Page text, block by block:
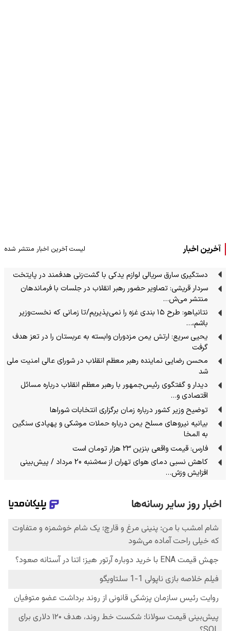
آخرین اخبار لیست آخرین اخبار منتشر شده
دستگیری سارق سریالی لوازم یدکی با گشت‌زنی هدفمند در پایتخت
سردار قریشی: تصاویر حضور رهبر انقلاب در جلسات با فرماندهان
منتشر می‌ش…
نتانیاهو: طرح ۱۵ بندی غزه را نمی‌پذیریم/تا زمانی که نخست‌وزیر
باشم،…
یحیی سریع: ارتش یمن مزدوران وابسته به عربستان را در تعز هدف
گرفت
محسن رضایی نماینده رهبر معظم انقلاب در شورای عالی امنیت ملی
شد
دیدار و گفتگوی رئیس‌جمهور با رهبر معظم انقلاب درباره مسائل
اقتصادی و…
توضیح وزیر کشور درباره زمان برگزاری انتخابات شوراها
بیانیه نیروهای مسلح یمن درباره حملات موشکی و پهپادی سنگین
به المخا
فارس: قیمت واقعی بنزین ۲۳ هزار تومان است
کاهش نسبی دمای هوای تهران از سه‌شنبه 20 مرداد / پیش‌بینی
افزایش وزش…